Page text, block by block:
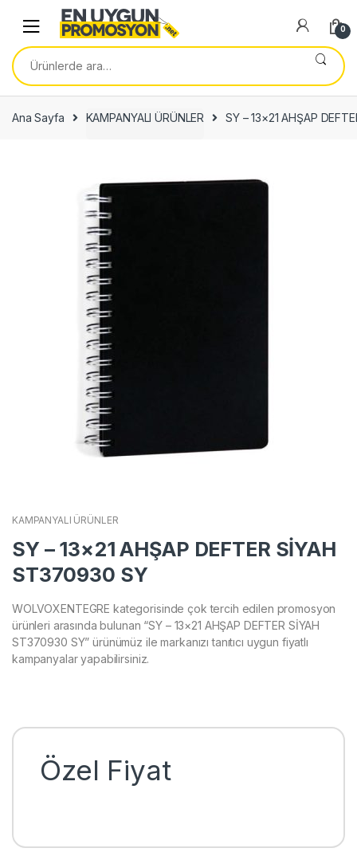
navigation
content
0
Ara:
Ana Sayfa KAMPANYALI ÜRÜNLER SY – 13×21 AHŞAP
KAMPANYALI ÜRÜNLER
SY – 13×21 AHŞAP DEFTER SİYAH
ST370930 SY
WOLVOXENTEGRE kategorisinde çok tercih edilen promosyon
ürünleri arasında bulunan “SY – 13×21 AHŞAP DEFTER SİYAH
ST370930 SY” ürünümüz ile markanızı tanıtıcı uygun fiyatlı
kampanyalar yapabilirsiniz.
Özel Fiyat